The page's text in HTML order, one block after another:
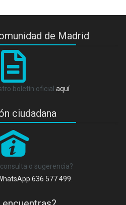
de Madrid
boletín oficial aquí
ciudadana
o sugerencia?
636 577 499